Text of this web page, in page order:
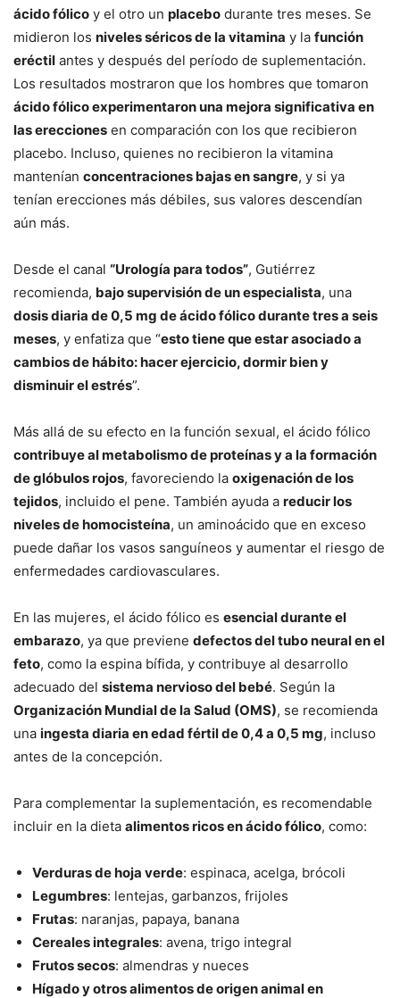
ácido fólico y el otro un placebo durante tres meses. Se
midieron los niveles séricos de la vitamina y la función
eréctil antes y después del período de suplementación.
Los resultados mostraron que los hombres que tomaron
ácido fólico experimentaron una mejora significativa en
las erecciones en comparación con los que recibieron
placebo. Incluso, quienes no recibieron la vitamina
mantenían concentraciones bajas en sangre, y si ya
tenían erecciones más débiles, sus valores descendían
aún más.
Desde el canal “Urología para todos”, Gutiérrez
recomienda, bajo supervisión de un especialista, una
dosis diaria de 0,5 mg de ácido fólico durante tres a seis
meses, y enfatiza que “esto tiene que estar asociado a
cambios de hábito: hacer ejercicio, dormir bien y
disminuir el estrés”.
Más allá de su efecto en la función sexual, el ácido fólico
contribuye al metabolismo de proteínas y a la formación
de glóbulos rojos, favoreciendo la oxigenación de los
tejidos, incluido el pene. También ayuda a reducir los
niveles de homocisteína, un aminoácido que en exceso
puede dañar los vasos sanguíneos y aumentar el riesgo de
enfermedades cardiovasculares.
En las mujeres, el ácido fólico es esencial durante el
embarazo, ya que previene defectos del tubo neural en el
feto, como la espina bífida, y contribuye al desarrollo
adecuado del sistema nervioso del bebé. Según la
Organización Mundial de la Salud (OMS), se recomienda
una ingesta diaria en edad fértil de 0,4 a 0,5 mg, incluso
antes de la concepción.
Para complementar la suplementación, es recomendable
incluir en la dieta alimentos ricos en ácido fólico, como:
Verduras de hoja verde: espinaca, acelga, brócoli
Legumbres: lentejas, garbanzos, frijoles
Frutas: naranjas, papaya, banana
Cereales integrales: avena, trigo integral
Frutos secos: almendras y nueces
Hígado y otros alimentos de origen animal en